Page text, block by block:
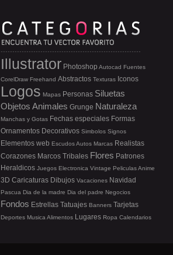
Illustrator Photoshop Autocad Fuentes
CorelDraw Freehand Abstractos Texturas Iconos
Logos Mapas Personas Siluetas
Objetos Animales Grunge Naturaleza
Manchas y Gotas Fechas especiales Formas
Ornamentos Decorativos Simbolos Signos
Elementos web EscudosAutos Marcas Realistas
Corazones Marcos Tribales Flores Patrones
Heraldicos Juegos Electronica Vintage PeliculasAnime
3D Caricaturas Dibujos Vacaciones Navidad
Pascua Dia de la madre Dia del padre Negocios
Fondos Estrellas Tatuajes Banners Tarjetas
Deportes Musica Alimentos Lugares Ropa Calendarios